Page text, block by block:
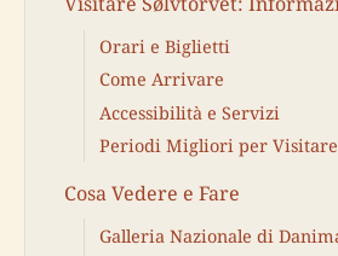
Orari e Biglietti
Come Arrivare
Accessibilità e Servizi
Periodi Migliori per Visitare
Cosa Vedere e Fare
Galleria Nazionale di